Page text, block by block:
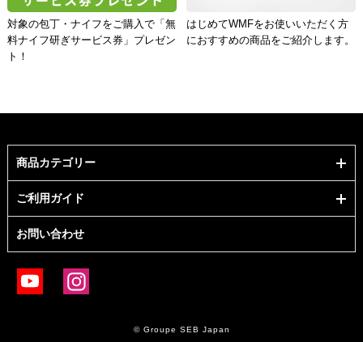
対象の包丁・ナイフをご購入で「無
料ナイフ研ぎサービス券」プレゼン
ト！
はじめてWMFをお使いいただく方
におすすめの商品をご紹介します。
商品カテゴリー
ご利用ガイド
お問い合わせ
© Groupe SEB Japan